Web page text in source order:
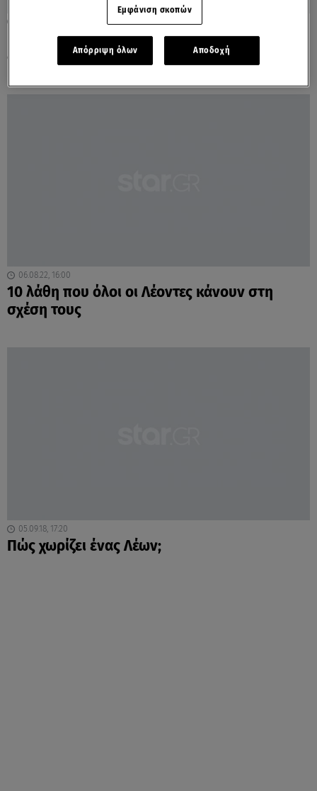
Eρωτεύτηκες Λέων; Όλα όσα πρέπει να
ξέρεις
06.08.22, 16:00
10 λάθη που όλοι οι Λέοντες κάνουν στη
σχέση τους
05.09.18, 17:20
Πώς χωρίζει ένας Λέων;
Εμφάνιση σκοπών
Απόρριψη όλων Αποδοχή